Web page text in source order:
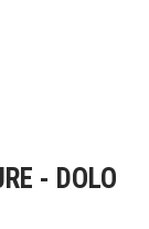
- DOLO